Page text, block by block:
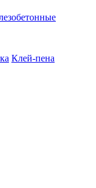
Клей-пена